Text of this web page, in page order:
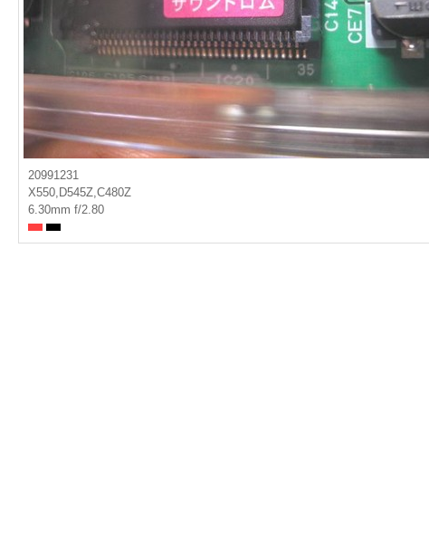
20991231
X550,D545Z,C480Z
6.30mm f/2.80